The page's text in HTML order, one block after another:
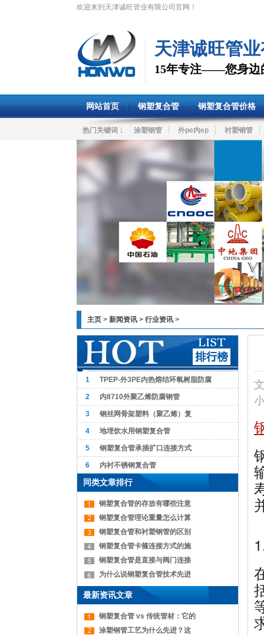
欢迎来到天津诚旺管业有限公司官网！
天津诚旺管
15年专注——您身边
网站首页 钢塑复合管 钢塑复合管价格
热门关键词： 涂塑钢管 外pe内ep 衬塑钢管
主页 > 新闻资讯 > 行业资讯 >
1 TPEP-外3PE内热熔结环氧树脂防腐
2 内8710外聚乙烯防腐钢管
3 钢丝网骨架塑料（聚乙烯）复
4 地埋饮水用钢塑复合管
5 钢塑复合管承插扩口连接方式
6 内衬不锈钢复合管
同类文章排行
钢塑复合管的存放有哪些注意
钢塑复合管理论重量怎么计算
钢塑复合管和衬塑钢管的区别
钢塑复合管卡箍连接方式的施
钢塑复合管是直接与阀门连接
为什么说钢塑复合管技术先进
最新资讯文章
钢塑复合管 vs 传统管材：它的
涂塑钢管工艺为什么先进？这
小